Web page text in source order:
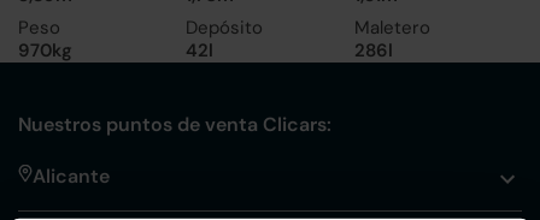
Peso
970kg
Depósito
42l
Maletero
286l
Nuestros puntos de venta Clicars:
Alicante